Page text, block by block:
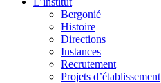
Bergonié
Histoire
Directions
Instances
Recrutement
Projets d’établissement